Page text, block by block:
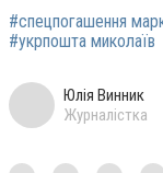
#спецпогашення
#укрпошта миколаїв
Юлія Винник
Журналістка